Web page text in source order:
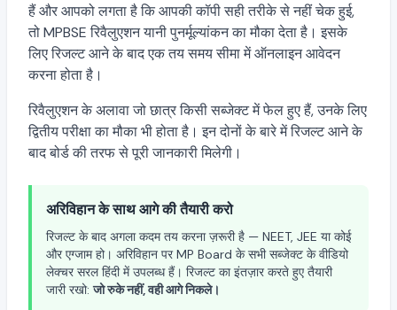
हैं और आपको लगता है कि आपकी कॉपी सही तरीके से नहीं चेक हुई,
तो MPBSE रिवैलुएशन यानी पुनर्मूल्यांकन का मौका देता है। इसके
लिए रिजल्ट आने के बाद एक तय समय सीमा में ऑनलाइन आवेदन
करना होता है।
रिवैलुएशन के अलावा जो छात्र किसी सब्जेक्ट में फेल हुए हैं, उनके लिए
द्वितीय परीक्षा का मौका भी होता है। इन दोनों के बारे में रिजल्ट आने के
बाद बोर्ड की तरफ से पूरी जानकारी मिलेगी।
अरिविहान के साथ आगे की तैयारी करो
रिजल्ट के बाद अगला कदम तय करना ज़रूरी है — NEET, JEE या कोई
और एग्जाम हो। अरिविहान पर MP Board के सभी सब्जेक्ट के वीडियो
लेक्चर सरल हिंदी में उपलब्ध हैं। रिजल्ट का इंतज़ार करते हुए तैयारी
जारी रखो:जो रुके नहीं, वही आगे निकले।